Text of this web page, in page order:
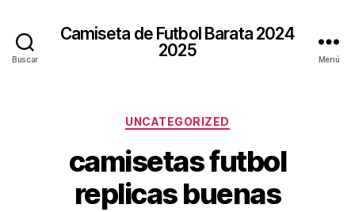
Buscar
Camiseta de Futbol Barata 2024
2025
Menú
Categorías
UNCATEGORIZED
camisetas futbol
replicas buenas